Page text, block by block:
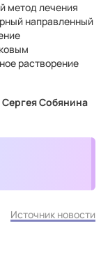
метод лечения
направленный
растворение
Собянина
Источник новости